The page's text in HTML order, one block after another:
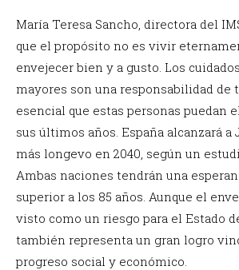
María Teresa Sancho, directora del
que el propósito no es vivir
envejecer bien y a gusto. Los
mayores son una responsabilidad de
esencial que estas personas puedan
sus últimos años. España alcanzará a
más longevo en 2040, según un
Ambas naciones tendrán una
superior a los 85 años. Aunque el
visto como un riesgo para el Estado
también representa un gran logro
progreso social y económico.